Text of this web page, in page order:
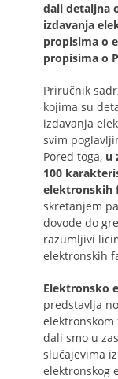
dali detaljna
izdavanja
propisima o
propisima o
Priručnik
kojima su
izdavanja
svim
Pored toga, u
100
elektronskih
skretanjem
dovode do
razumljivi
elektronskih
Elektronsko
predstavlja
dali smo u
slučajevima
elektronskog